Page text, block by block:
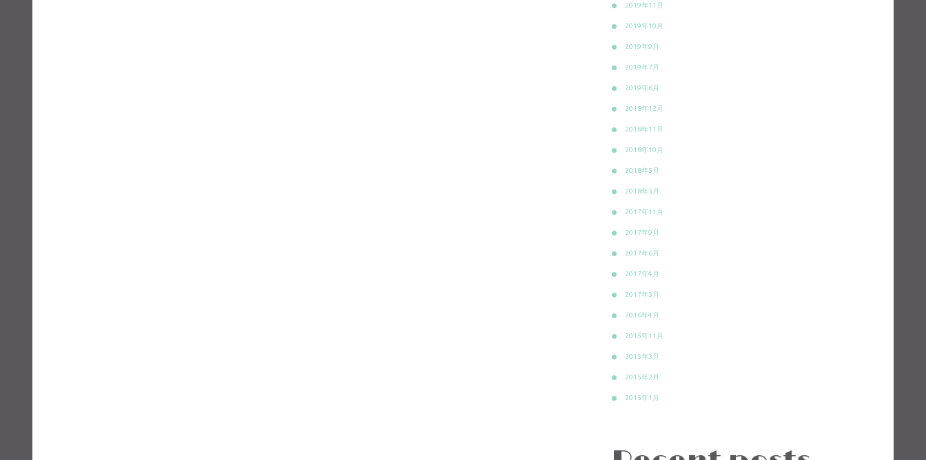
2019年11月
2019年10月
2019年9月
2019年7月
2019年6月
2018年12月
2018年11月
2018年10月
2018年5月
2018年3月
2017年11月
2017年9月
2017年6月
2017年4月
2017年3月
2016年4月
2015年11月
2015年3月
2015年2月
2015年1月